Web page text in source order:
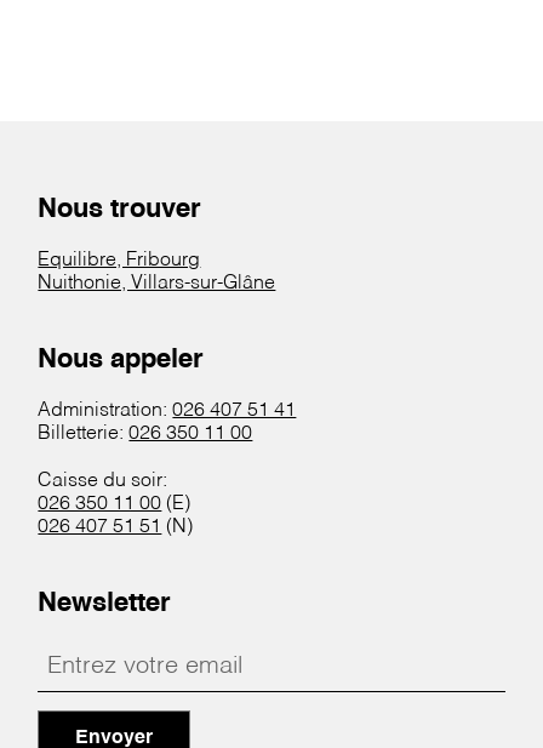
Nous trouver
Equilibre, Fribourg
Nuithonie, Villars-sur-Glâne
Nous appeler
Administration:026 407 51 41
Billetterie:026 350 11 00
Caisse du soir:
026 350 11 00 (E)
026 407 51 51 (N)
Newsletter
Envoyer